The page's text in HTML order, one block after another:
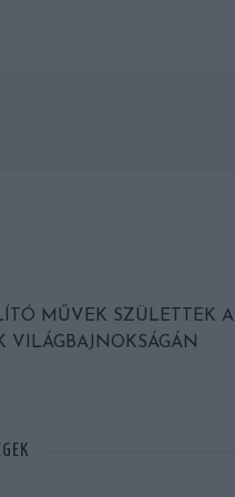
MŰVEK SZÜLETTEK A
VILÁGBAJNOKSÁGÁN